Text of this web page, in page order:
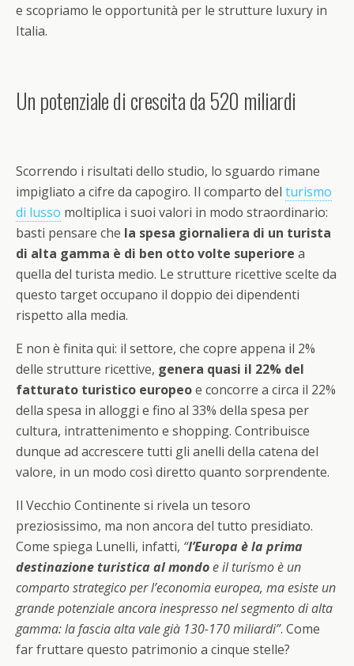
e scopriamo le opportunità per le strutture luxury in
Italia.
Un potenziale di crescita da 520 miliardi
Scorrendo i risultati dello studio, lo sguardo rimane
impigliato a cifre da capogiro. Il comparto del turismo
di lusso moltiplica i suoi valori in modo straordinario:
basti pensare che la spesa giornaliera di un turista
di alta gamma è di ben otto volte superiore a
quella del turista medio. Le strutture ricettive scelte da
questo target occupano il doppio dei dipendenti
rispetto alla media.
E non è finita qui: il settore, che copre appena il 2%
delle strutture ricettive, genera quasi il 22% del
fatturato turistico europeoe concorre a circa il 22%
della spesa in alloggi e fino al 33% della spesa per
cultura, intrattenimento e shopping. Contribuisce
dunque ad accrescere tutti gli anelli della catena del
valore, in un modo così diretto quanto sorprendente.
Il Vecchio Continente si rivela un tesoro
preziosissimo, ma non ancora del tutto presidiato.
Come spiega Lunelli, infatti, “l’Europa è la prima
destinazione turistica al mondoe il turismo è un
comparto strategico per l’economia europea, ma esiste un
grande potenziale ancora inespresso nel segmento di alta
gamma: la fascia alta vale già 130-170 miliardi”. Come
far fruttare questo patrimonio a cinque stelle?